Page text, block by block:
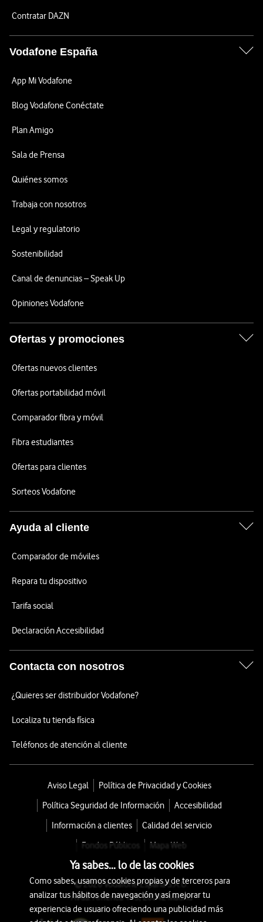
Contratar DAZN
Vodafone España
App Mi Vodafone
Blog Vodafone Conéctate
Plan Amigo
Sala de Prensa
Quiénes somos
Trabaja con nosotros
Legal y regulatorio
Sostenibilidad
Canal de denuncias – Speak Up
Opiniones Vodafone
Ofertas y promociones
Ofertas nuevos clientes
Ofertas portabilidad móvil
Comparador fibra y móvil
Fibra estudiantes
Ofertas para clientes
Sorteos Vodafone
Ayuda al cliente
Comparador de móviles
Repara tu dispositivo
Tarifa social
Declaración Accesibilidad
Contacta con nosotros
¿Quieres ser distribuidor Vodafone?
Localiza tu tienda física
Teléfonos de atención al cliente
Aviso Legal
Política de Privacidad y Cookies
Política Seguridad de Información
Accesibilidad
Información a clientes
Calidad del servicio
Fondos Públicos
Mapa Web
© 2026 Vodafone España S.A.U.
Avda. América 115, 28042 Madrid
Ya sabes... lo de las cookies
Como sabes, usamos cookies propias y de terceros para
analizar tus hábitos de navegación y así mejorar tu
experiencia de usuario ofreciendo una publicidad más